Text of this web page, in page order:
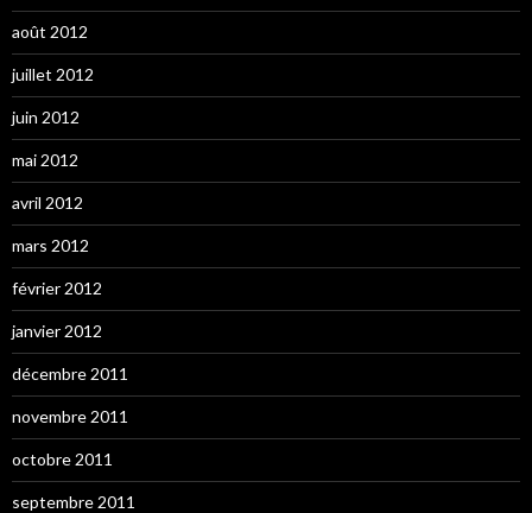
août 2012
juillet 2012
juin 2012
mai 2012
avril 2012
mars 2012
février 2012
janvier 2012
décembre 2011
novembre 2011
octobre 2011
septembre 2011